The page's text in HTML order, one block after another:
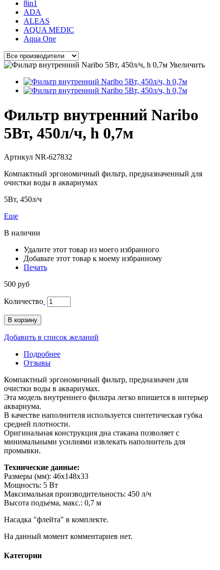
8in1
ADA
ALEAS
AQUA MEDIC
Aqua One
Увеличить
Фильтр внутренний Naribo
5Вт, 450л/ч, h 0,7м
Артикул NR-627832
Компактный эргономичный фильтр, предназначенный для
очистки воды в аквариумах
5Вт, 450л/ч
Еще
В наличии
Удалите этот товар из моего избранного
Добавьте этот товар к моему избранному
Печать
500 руб
Количество
В корзину
Добавить в список желаний
Подробнее
Отзывы
Компактный эргономичный фильтр, предназначен для
очистки воды в аквариумах.
Эта модель внутреннего фильтра легко впишется в интерьер
аквариума.
В качестве наполнителя используется синтетическая губка
средней плотности.
Оригинальная конструкция дна стакана позволяет с
минимальными усилиями извлекать наполнитель для
промывки.
Технические данные:
Размеры (мм): 46x148x33
Мощность: 5 Вт
Максимальная производительность: 450 л/ч
Высота подъема, макс.: 0,7 м
Насадка "флейта" в комплекте.
На данный момент комментариев нет.
Категории